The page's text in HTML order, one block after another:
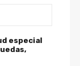
especial